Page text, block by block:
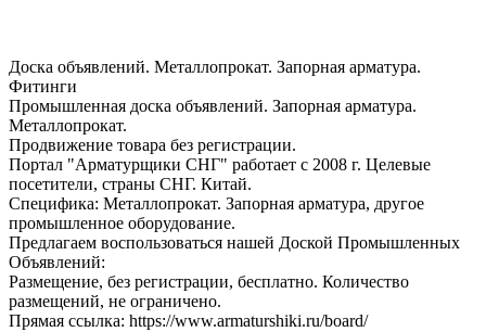
Доска объявлений. Металлопрокат. Запорная арматура.
Фитинги
Промышленная доска объявлений. Запорная арматура.
Металлопрокат.
Продвижение товара без регистрации.
Портал "Арматурщики СНГ" работает с 2008 г. Целевые
посетители, страны СНГ. Китай.
Специфика: Металлопрокат. Запорная арматура, другое
промышленное оборудование.
Предлагаем воспользоваться нашей Доской Промышленных
Объявлений:
Размещение, без регистрации, бесплатно. Количество
размещений, не ограничено.
Прямая ссылка: https://www.armaturshiki.ru/board/